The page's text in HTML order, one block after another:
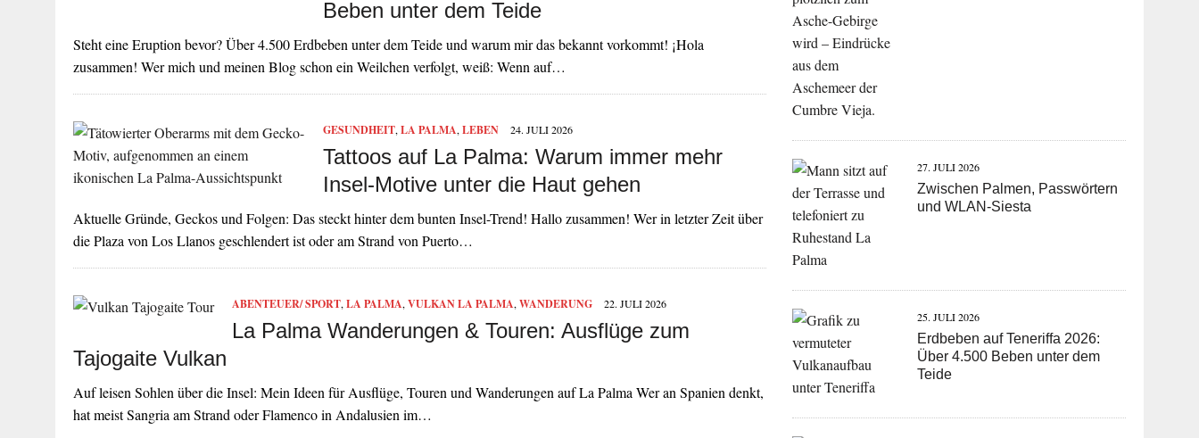
Beben unter dem Teide
Steht eine Eruption bevor? Über 4.500 Erdbeben unter dem Teide und warum mir das bekannt vorkommt! ¡Hola
zusammen! Wer mich und meinen Blog schon ein Weilchen verfolgt, weiß: Wenn auf…
GESUNDHEIT, LA PALMA, LEBEN 24. JULI 2026
Tattoos auf La Palma: Warum immer mehr
Insel-Motive unter die Haut gehen
Aktuelle Gründe, Geckos und Folgen: Das steckt hinter dem bunten Insel-Trend! Hallo zusammen! Wer in letzter Zeit über
die Plaza von Los Llanos geschlendert ist oder am Strand von Puerto…
ABENTEUER/ SPORT, LA PALMA, VULKAN LA PALMA, WANDERUNG 22. JULI 2026
La Palma Wanderungen & Touren: Ausflüge zum
Tajogaite Vulkan
Auf leisen Sohlen über die Insel: Mein Ideen für Ausflüge, Touren und Wanderungen auf La Palma Wer an Spanien denkt,
hat meist Sangria am Strand oder Flamenco in Andalusien im…
27. JULI 2026
Zwischen Palmen, Passwörtern
und WLAN-Siesta
25. JULI 2026
Erdbeben auf Teneriffa 2026:
Über 4.500 Beben unter dem
Teide